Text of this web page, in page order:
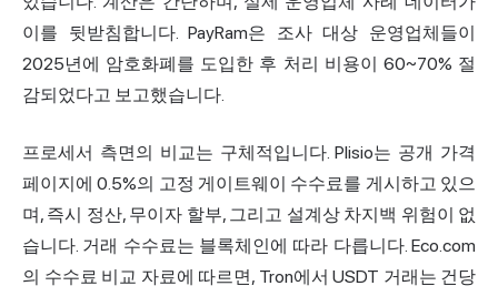
이를 뒷받침합니다. PayRam은 조사 대상 운영업체들이
2025년에 암호화폐를 도입한 후 처리 비용이 60~70% 절
감되었다고 보고했습니다.
프로세서 측면의 비교는 구체적입니다. Plisio는 공개 가격
페이지에 0.5%의 고정 게이트웨이 수수료를 게시하고 있으
며, 즉시 정산, 무이자 할부, 그리고 설계상 차지백 위험이 없
습니다. 거래 수수료는 블록체인에 따라 다릅니다. Eco.com
의 수수료 비교 자료에 따르면, Tron에서 USDT 거래는 건당